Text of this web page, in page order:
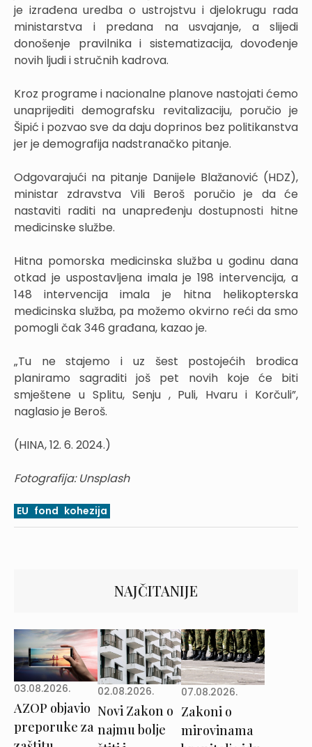
je izrađena uredba o ustrojstvu i djelokrugu rada
ministarstva i predana na usvajanje, a slijedi
donošenje pravilnika i sistematizacija, dovođenje
novih ljudi i stručnih kadrova.
Kroz programe i nacionalne planove nastojati ćemo
unaprijediti demografsku revitalizaciju, poručio je
Šipić i pozvao sve da daju doprinos bez politikanstva
jer je demografija nadstranačko pitanje.
Odgovarajući na pitanje Danijele Blažanović (HDZ),
ministar zdravstva Vili Beroš poručio je da će
nastaviti raditi na unapređenju dostupnosti hitne
medicinske službe.
Hitna pomorska medicinska služba u godinu dana
otkad je uspostavljena imala je 198 intervencija, a
148 intervencija imala je hitna helikopterska
medicinska služba, pa možemo okvirno reći da smo
pomogli čak 346 građana, kazao je.
„Tu ne stajemo i uz šest postojećih brodica
planiramo sagraditi još pet novih koje će biti
smještene u Splitu, Senju , Puli, Hvaru i Korčuli”,
naglasio je Beroš.
(HINA, 12. 6. 2024.)
Fotografija: Unsplash
EU fond kohezija
NAJČITANIJE
03.08.2026.
AZOP objavio
preporuke za
02.08.2026.
Novi Zakon o
najmu bolje
07.08.2026.
Zakoni o
mirovinama